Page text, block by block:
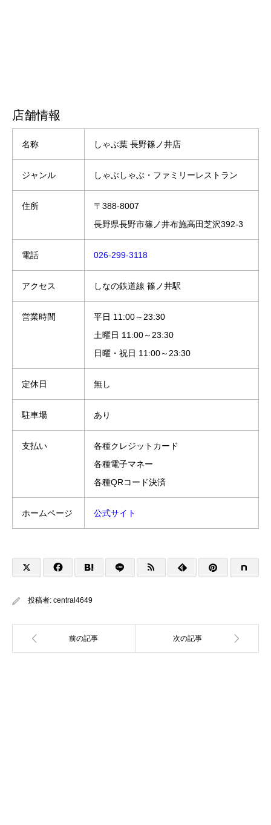
店舗情報
名称 しゃぶ葉 長野篠ノ井店
ジャンル しゃぶしゃぶ・ファミリーレストラン
住所
〒388-8007
長野県長野市篠ノ井布施高田芝沢392-3
電話 026-299-3118
アクセス しなの鉄道線 篠ノ井駅
営業時間
平日 11:00～23:30
土曜日 11:00～23:30
日曜・祝日 11:00～23:30
定休日 無し
駐車場 あり
支払い
各種クレジットカード
各種電子マネー
各種QRコード決済
ホームページ 公式サイト
投稿者: central4649